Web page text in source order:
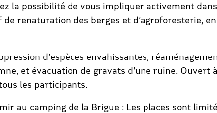
la possibilité de vous impliquer activement
renaturation des berges et d’agroforesterie,
d’espèces envahissantes,
et évacuation de gravats d’une ruine.
les participants.
au camping de la Brigue : Les places sont